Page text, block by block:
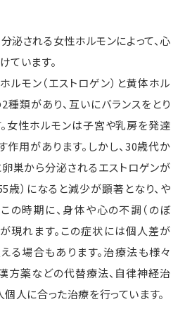
泌される女性ホルモンによって、心
ています。
ルモン（エストロゲン）と黄体ホル
種類があり、互いにバランスをとり
女性ホルモンは子宮や乳房を発達
作用があります。しかし、30歳代か
巣から分泌されるエストロゲンが
歳）になると減少が顕著となり、や
の時期に、身体や心の不調（のぼ
が現れます。この症状には個人差が
る場合もあります。治療法も様々
方薬などの代替療法、自律神経治
人に合った治療を行っています。